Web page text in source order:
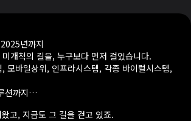
년까지
개척의 길을, 누구보다 먼저 걸었습니다.
모바일상위, 인프라시스템, 각종 바이럴시스템,
션까지…
왔고, 지금도 그 길을 걷고 있죠.